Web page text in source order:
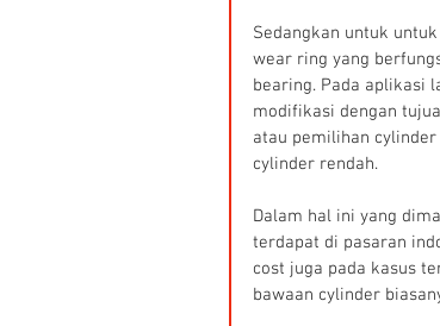
Sedangkan untuk
wear ring yang
bearing. Pada aplikasi
modifikasi dengan
atau pemilihan
cylinder rendah.
Dalam hal ini yang
terdapat di pasaran
cost juga pada kasus
bawaan cylinder